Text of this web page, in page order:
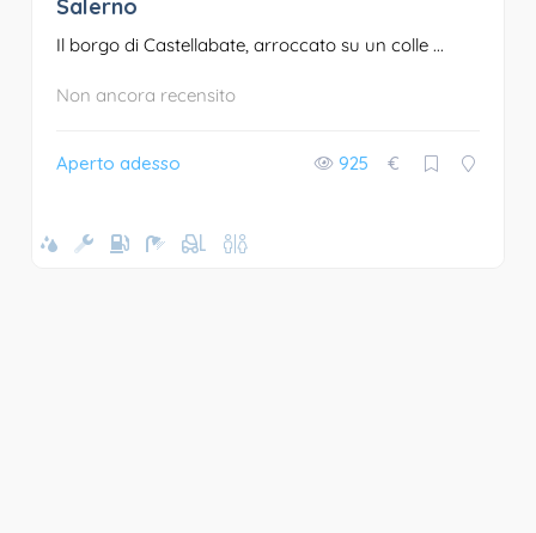
Salerno
Il borgo di Castellabate, arroccato su un colle ...
Non ancora recensito
Aperto adesso 925 €